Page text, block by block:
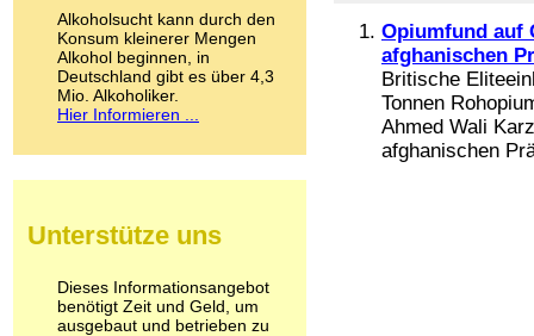
Opiumfund auf
afghanischen
Britische
Tonnen
Ahmed Wali
afghanischen
LSD
Marihuana
Medikamente
Meskalin
Metamphetamin
Methadon
Pilze
Psychopharmaka
Schlafmittel
Schmerzmittel
Alkoholsucht kann durch den
Konsum kleinerer Mengen
Alkohol beginnen, in
Deutschland gibt es über 4,3
Mio. Alkoholiker.
Hier Informieren ...
Unterstütze uns
Dieses Informationsangebot
benötigt Zeit und Geld, um
ausgebaut und betrieben zu